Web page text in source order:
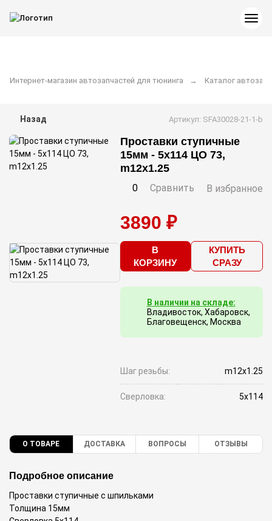
Интернет-магазин автозапчастей для тюнинга Каталог
Назад Артикул: SFA30028-21-1-b
Проставки ступичные
15мм - 5x114 ЦО 73,
m12x1.25
0 Сравнить В избранное
3890 ₽
В
КОРЗИНУ
КУПИТЬ
СРАЗУ
В наличии на складе:
Владивосток, Хабаровск,
Благовещенск, Москва
Шаг резьбы: m12x1.25
Сверловка: 5x114
О ТОВАРЕ ДОСТАВКА ВОПРОСЫ ОТЗЫВЫ
Подробное описание
Проставки ступичные с шпильками
Толщина 15мм